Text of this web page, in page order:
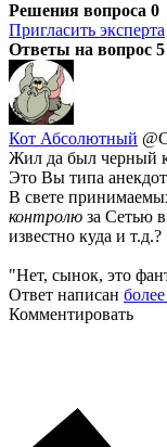
Решения вопроса 0
Пригласить эксперта
Ответы на вопрос 5
Кот Абсолютный
Жил да был черный
Это Вы типа
В свете
контролю за Сетью
известно куда и т.д.?
"Нет, сынок, это
Ответ написан
Комментировать